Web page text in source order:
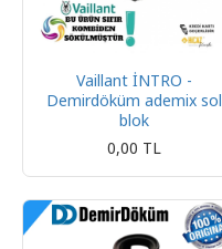
Vaillant İNTRO -
Demirdöküm ademix sol
blok
0,00 TL